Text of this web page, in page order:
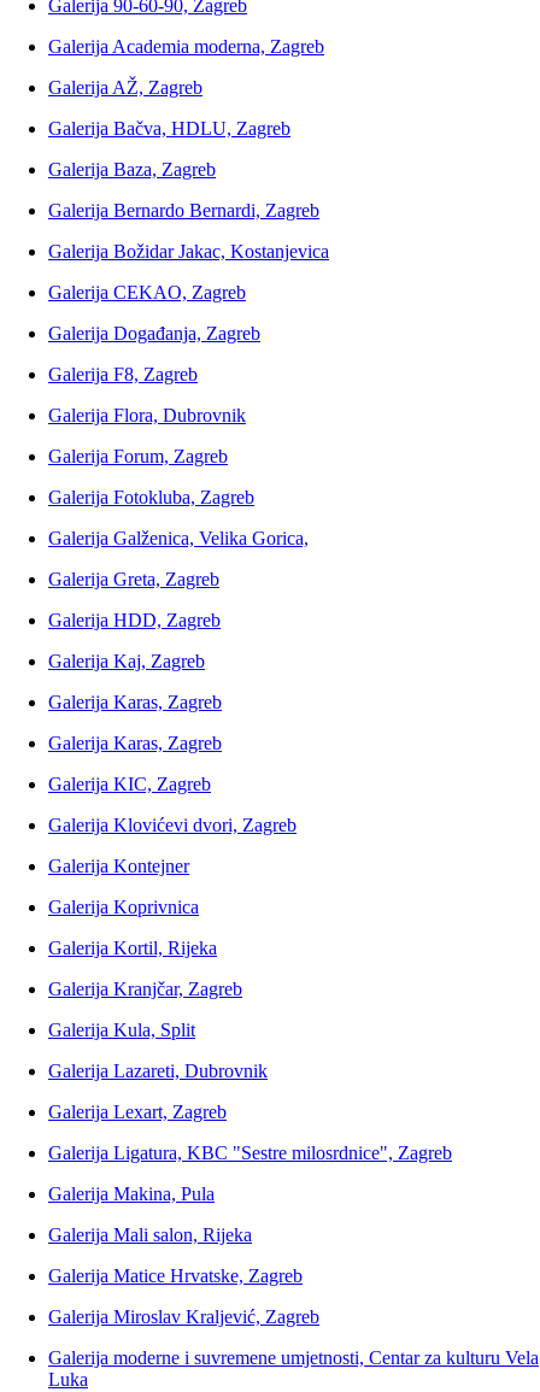
Galerija 90-60-90, Zagreb
Galerija Academia moderna, Zagreb
Galerija AŽ, Zagreb
Galerija Bačva, HDLU, Zagreb
Galerija Baza, Zagreb
Galerija Bernardo Bernardi, Zagreb
Galerija Božidar Jakac, Kostanjevica
Galerija CEKAO, Zagreb
Galerija Događanja, Zagreb
Galerija F8, Zagreb
Galerija Flora, Dubrovnik
Galerija Forum, Zagreb
Galerija Fotokluba, Zagreb
Galerija Galženica, Velika Gorica,
Galerija Greta, Zagreb
Galerija HDD, Zagreb
Galerija Kaj, Zagreb
Galerija Karas, Zagreb
Galerija Karas, Zagreb
Galerija KIC, Zagreb
Galerija Klovićevi dvori, Zagreb
Galerija Kontejner
Galerija Koprivnica
Galerija Kortil, Rijeka
Galerija Kranjčar, Zagreb
Galerija Kula, Split
Galerija Lazareti, Dubrovnik
Galerija Lexart, Zagreb
Galerija Ligatura, KBC "Sestre milosrdnice", Zagreb
Galerija Makina, Pula
Galerija Mali salon, Rijeka
Galerija Matice Hrvatske, Zagreb
Galerija Miroslav Kraljević, Zagreb
Galerija moderne i suvremene umjetnosti, Centar za kulturu Vela
Luka